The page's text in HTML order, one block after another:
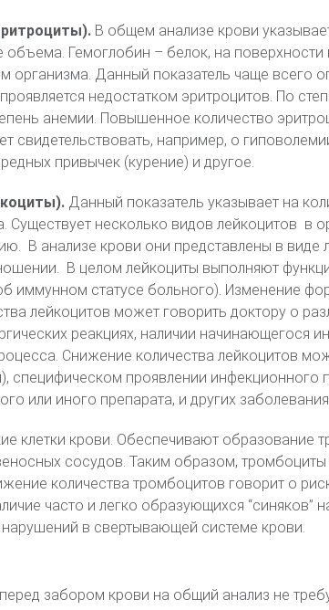
В общем анализе крови
объема. Гемоглобин – белок, на поверхности
организма. Данный показатель чаще всего
недостатком эритроцитов. По
анемии. Повышенное количество
свидетельствовать, например, о
привычек (курение) и другое.
Данный показатель указывает на
Существует несколько видов лейкоцитов в
В анализе крови они представлены в виде
В целом лейкоциты выполняют
иммунном статусе больного). Изменение
лейкоцитов может говорить доктору о
реакциях, наличии начинающегося
Снижение количества лейкоцитов
специфическом проявлении инфекционного
или иного препарата, и других
клетки крови. Обеспечивают образование
сосудов. Таким образом,
количества тромбоцитов говорит о
часто и легко образующихся “синяков”
нарушений в свертывающей системе крови.
забором крови на общий анализ не